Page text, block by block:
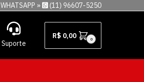
WHATSAPP » (11) 96607-5250
Suporte
R$ 0,00 0